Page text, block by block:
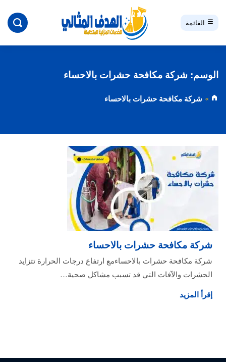
الوسم: شركة مكافحة حشرات بالاحساء
شركة مكافحة حشرات بالاحساء
شركة مكافحة حشرات بالاحساء
شركة مكافحة حشرات بالاحساءمع ارتفاع درجات الحرارة تتزايد
الحشرات والآفات التي قد تسبب مشاكل صحية…
إقرأ المزيد